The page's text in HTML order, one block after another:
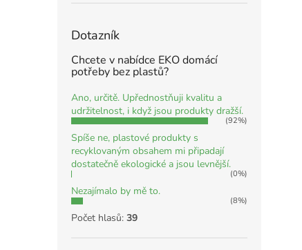
Dotazník
Chcete v nabídce EKO domácí
potřeby bez plastů?
Ano, určitě. Upřednostňuji kvalitu a
udržitelnost, i když jsou produkty dražší.
(92%)
Spíše ne, plastové produkty s
recyklovaným obsahem mi připadají
dostatečně ekologické a jsou levnější.
(0%)
Nezajímalo by mě to.
(8%)
Počet hlasů: 39